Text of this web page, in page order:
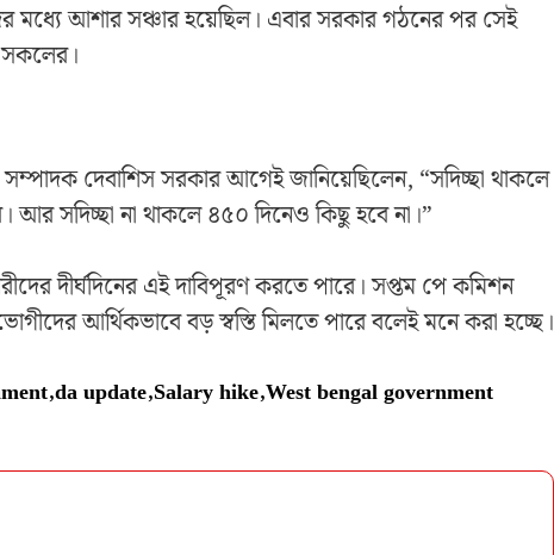
মধ্যে আশার সঞ্চার হয়েছিল। এবার সরকার গঠনের পর সেই
সকলের।
সম্পাদক দেবাশিস সরকার আগেই জানিয়েছিলেন, “সদিচ্ছা থাকলে
সদিচ্ছা না থাকলে ৪৫০ দিনেও কিছু হবে না।”
দীর্ঘদিনের এই দাবিপূরণ করতে পারে। সপ্তম পে কমিশন
আর্থিকভাবে বড় স্বস্তি মিলতে পারে বলেই মনে করা হচ্ছে।
,da update,Salary hike,West bengal government